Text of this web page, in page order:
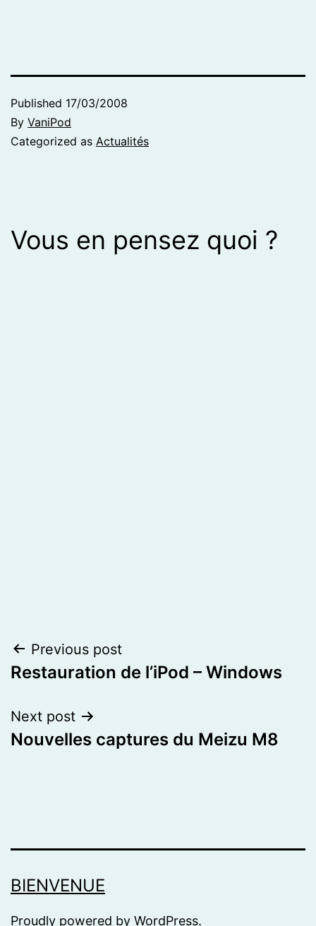
Published 17/03/2008
By VaniPod
Categorized as Actualités
Vous en pensez quoi ?
Post
navigation
Previous post
Restauration de l’iPod – Windows
Next post
Nouvelles captures du Meizu M8
BIENVENUE
Proudly powered by WordPress.